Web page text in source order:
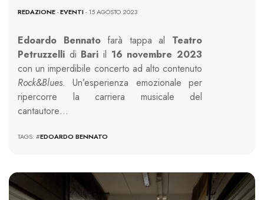
REDAZIONE-EVENTI- 15 AGOSTO 2023
Edoardo Bennato farà tappa al Teatro
Petruzzelli di Bari il 16 novembre 2023
con un imperdibile concerto ad alto contenuto
Rock&Blues. Un’esperienza emozionale per
ripercorre la carriera musicale del
cantautore…
TAGS: #EDOARDO BENNATO
597 VIEWS